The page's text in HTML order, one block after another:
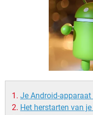
Je Android-
Het herstarten van